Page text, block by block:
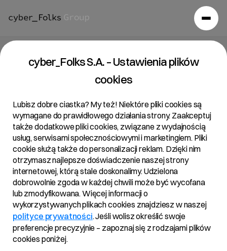
Raport bieżący 33/2020
Temat:
Ujawnienie stanu posiadania
Podstawa prawna:
Art. 70 pkt 1 Ustawy o ofercie – nabycie lub zbycie
znacznego pakietu akcji
Treść:
cyber_Folks S.A. – Ustawienia plików
cookies
Lubisz dobre ciastka? My też! Niektóre pliki cookies są
wymagane do prawidłowego działania strony. Zaakceptuj
także dodatkowe pliki cookies, związane z wydajnością
usług, serwisami społecznościowymi i marketingiem. Pliki
cookie służą także do personalizacji reklam. Dzięki nim
otrzymasz najlepsze doświadczenie naszej strony
internetowej, którą stale doskonalimy. Udzielona
dobrowolnie zgoda w każdej chwili może być wycofana
lub zmodyfikowana. Więcej informacji o
wykorzystywanych plikach cookies znajdziesz w naszej
polityce prywatności. Jeśli wolisz określić swoje
preferencje precyzyjnie – zapoznaj się z rodzajami plików
cookies poniżej.